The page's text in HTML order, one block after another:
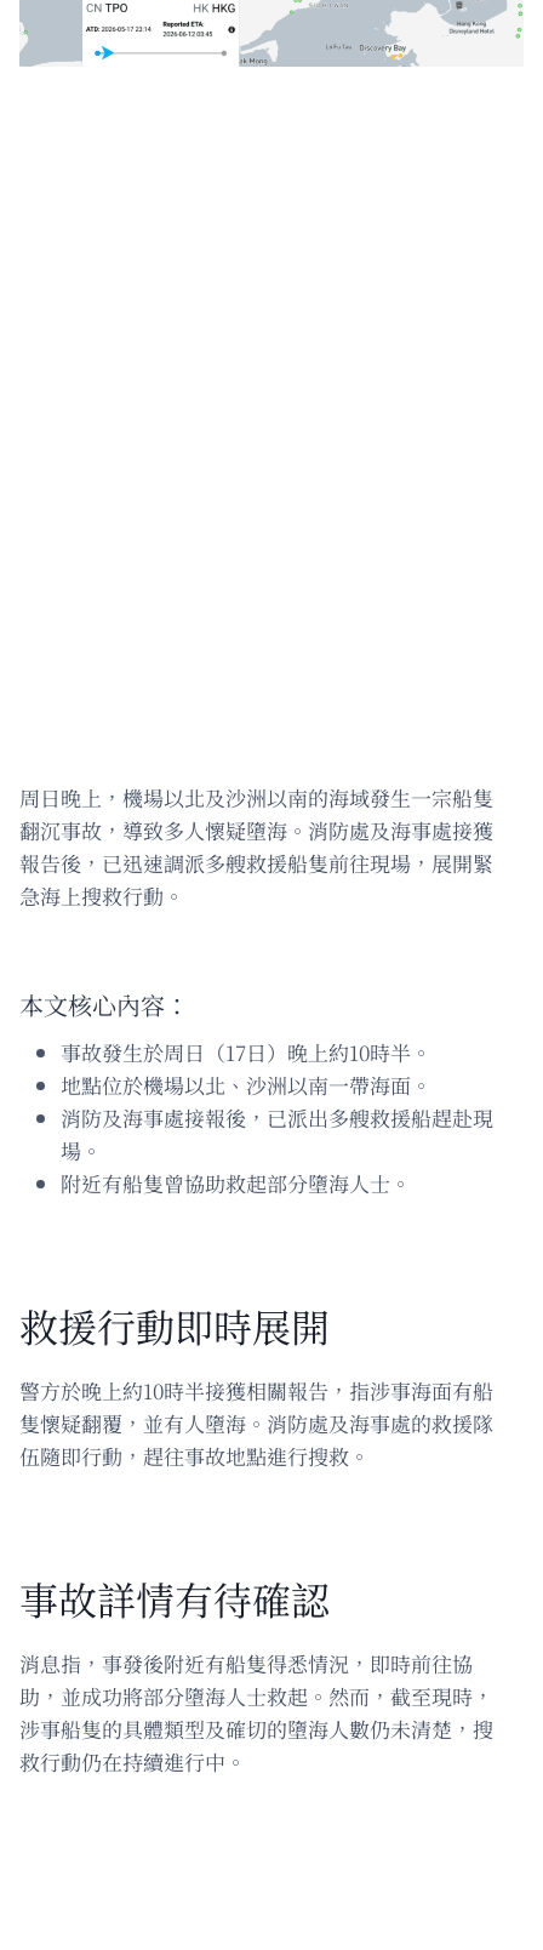
周日晚上，機場以北及沙洲以南的海域發生一宗船隻
翻沉事故，導致多人懷疑墮海。消防處及海事處接獲
報告後，已迅速調派多艘救援船隻前往現場，展開緊
急海上搜救行動。
本文核心內容：
事故發生於周日（17日）晚上約10時半。
地點位於機場以北、沙洲以南一帶海面。
消防及海事處接報後，已派出多艘救援船趕赴現
場。
附近有船隻曾協助救起部分墮海人士。
救援行動即時展開
警方於晚上約10時半接獲相關報告，指涉事海面有船
隻懷疑翻覆，並有人墮海。消防處及海事處的救援隊
伍隨即行動，趕往事故地點進行搜救。
事故詳情有待確認
消息指，事發後附近有船隻得悉情況，即時前往協
助，並成功將部分墮海人士救起。然而，截至現時，
涉事船隻的具體類型及確切的墮海人數仍未清楚，搜
救行動仍在持續進行中。